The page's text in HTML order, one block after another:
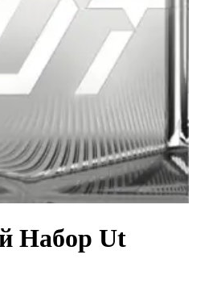
Набор Ut